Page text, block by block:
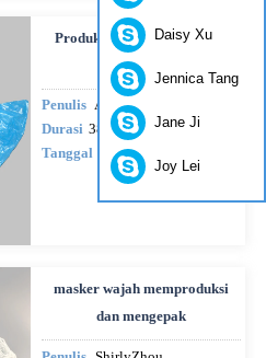
Produksi penutup sepatu PE
sekali pakai
Penulis Annie Ran
Durasi 38"
Tanggal
2019-02-22
masker wajah memproduksi
dan mengepak
Daisy Xu
Jennica Tang
Jane Ji
Joy Lei